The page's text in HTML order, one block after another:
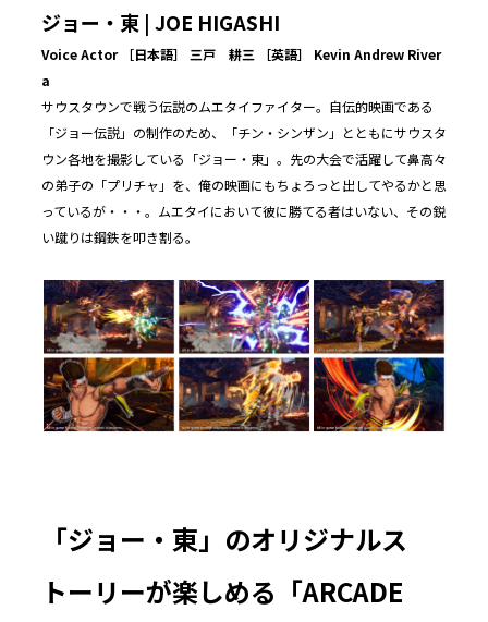
ジョー・東 | JOE HIGASHI
Voice Actor ［日本語］ 三戸 耕三 ［英語］ Kevin Andrew River
a
サウスタウンで戦う伝説のムエタイファイター。自伝的映画である
「ジョー伝説」の制作のため、「チン・シンザン」とともにサウスタ
ウン各地を撮影している「ジョー・東」。先の大会で活躍して鼻高々
の弟子の「プリチャ」を、俺の映画にもちょろっと出してやるかと思
っているが・・・。ムエタイにおいて彼に勝てる者はいない、その鋭
い蹴りは鋼鉄を叩き割る。
「ジョー・東」のオリジナルス
トーリーが楽しめる「ARCADE